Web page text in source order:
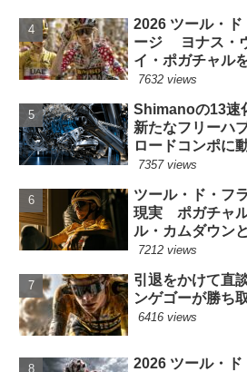
2026 ツール・
ージ ヨナス・
イ・ポガチャル
7632 views
Shimanoの13速
新たなフリーハ
ロードコンポに
7357 views
ツール・ド・フ
現実 ポガチャ
ル・カムダウン
7212 views
引退をかけて直
ンゲゴーが勝ち
6416 views
2026 ツール・